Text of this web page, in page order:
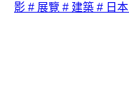
影 # 展覽 # 建築 # 日本